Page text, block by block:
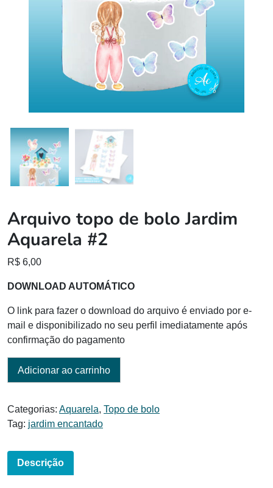
Arquivo topo de bolo Jardim
Aquarela #2
R$ 6,00
DOWNLOAD AUTOMÁTICO
O link para fazer o download do arquivo é enviado por e-
mail e disponibilizado no seu perfil imediatamente após
confirmação do pagamento
Adicionar ao carrinho
Categorias: Aquarela, Topo de bolo
Tag: jardim encantado
Descrição